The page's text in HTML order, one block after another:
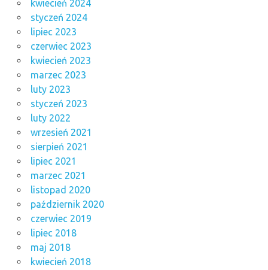
kwiecień 2024
styczeń 2024
lipiec 2023
czerwiec 2023
kwiecień 2023
marzec 2023
luty 2023
styczeń 2023
luty 2022
wrzesień 2021
sierpień 2021
lipiec 2021
marzec 2021
listopad 2020
październik 2020
czerwiec 2019
lipiec 2018
maj 2018
kwiecień 2018